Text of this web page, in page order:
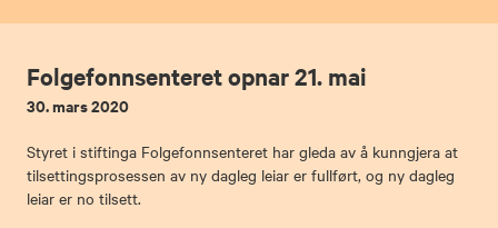
Folgefonnsenteret opnar 21. mai
30. mars 2020
Styret i stiftinga Folgefonnsenteret har gleda av å kunngjera at
tilsettingsprosessen av ny dagleg leiar er fullført, og ny dagleg
leiar er no tilsett.